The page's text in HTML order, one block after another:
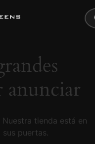
anunciar
tienda está en
puertas.